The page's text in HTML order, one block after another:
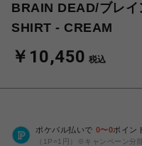
BRAIN DEAD/ブレ
SHIRT - CREAM
￥10,450 税込
ポケパル払いで 0〜0ポイン
（1P=1円）※キャンペーン分